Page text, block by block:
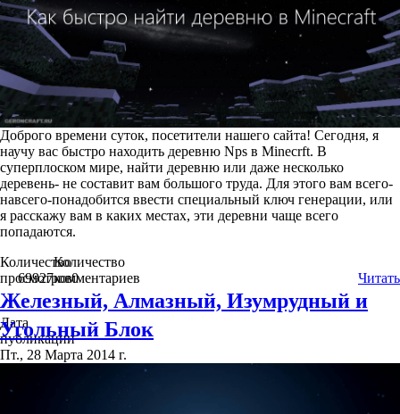
Доброго времени суток, посетители нашего сайта! Сегодня, я
научу вас быстро находить деревню Nps в Minecrft. В
суперплоском мире, найти деревню или даже несколько
деревень- не составит вам большого труда. Для этого вам всего-
навсего-понадобится ввести специальный ключ генерации, или
я расскажу вам в каких местах, эти деревни чаще всего
попадаются.
Количество
просмотров
69927
Количество
комментариев
0 Читать
Железный, Алмазный, Изумрудный и
Угольный Блок
Дата
публикации
Пт., 28 Марта 2014 г.